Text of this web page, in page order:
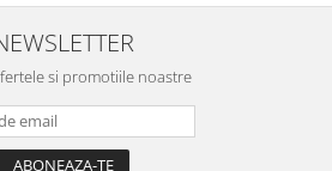
sa imi
!
buna, recomand cu drag !
si promotiile noastre